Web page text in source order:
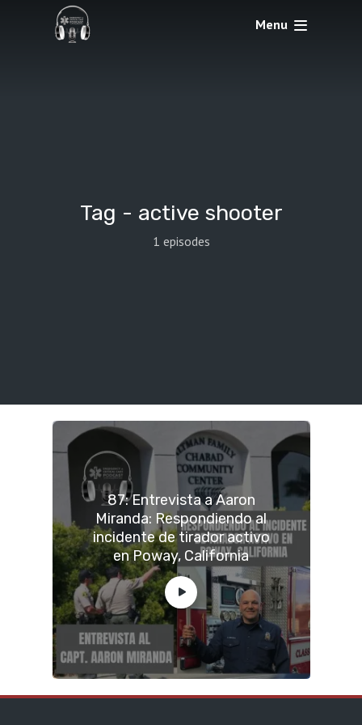
Menu
Tag - active shooter
1 episodes
87: Entrevista a Aaron
Miranda: Respondiendo al
incidente de tirador activo
en Poway, California